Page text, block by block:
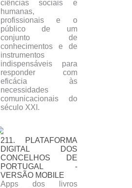
ciências sociais e
humanas,
profissionais e o
público de um
conjunto de
conhecimentos e de
instrumentos
indispensáveis para
responder com
eficácia às
necessidades
comunicacionais do
século XXI.
211. PLATAFORMA
DIGITAL DOS
CONCELHOS DE
PORTUGAL -
VERSÃO MOBILE
Apps dos livros